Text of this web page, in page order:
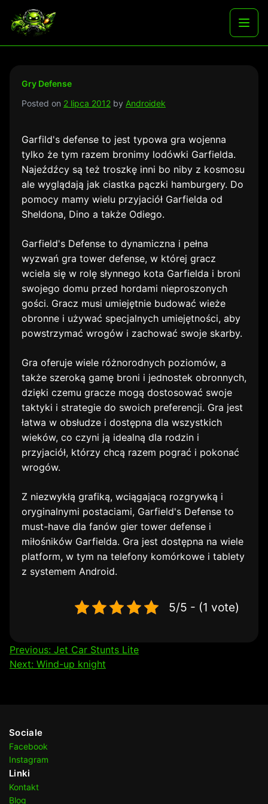
content
Najlepsze darmowe gry i aplikacje na androida
menu
Gry Defense
Posted on 2 lipca 2012 by Androidek
Garfild's defense to jest typowa gra wojenna
tylko że tym razem bronimy lodówki Garfielda.
Najeźdźcy są też troszkę inni bo niby z kosmosu
ale wyglądają jak ciastka pączki hamburgery. Do
pomocy mamy wielu przyjaciół Garfielda od
Sheldona, Dino a także Odiego.
Garfield's Defense to dynamiczna i pełna
wyzwań gra tower defense, w której gracz
wciela się w rolę słynnego kota Garfielda i broni
swojego domu przed hordami nieproszonych
gości. Gracz musi umiejętnie budować wieże
obronne i używać specjalnych umiejętności, aby
powstrzymać wrogów i zachować swoje skarby.
Gra oferuje wiele różnorodnych poziomów, a
także szeroką gamę broni i jednostek obronnych,
dzięki czemu gracze mogą dostosować swoje
taktyki i strategie do swoich preferencji. Gra jest
łatwa w obsłudze i dostępna dla wszystkich
wieków, co czyni ją idealną dla rodzin i
przyjaciół, którzy chcą razem pograć i pokonać
wrogów.
Z niezwykłą grafiką, wciągającą rozgrywką i
oryginalnymi postaciami, Garfield's Defense to
must-have dla fanów gier tower defense i
miłośników Garfielda. Gra jest dostępna na wiele
platform, w tym na telefony komórkowe i tablety
z systemem Android.
5/5 - (1 vote)
Nawigacja
wpisu
Previous: Jet Car Stunts Lite
Next: Wind-up knight
Sociale
Facebook
Instagram
Linki
Kontakt
Blog